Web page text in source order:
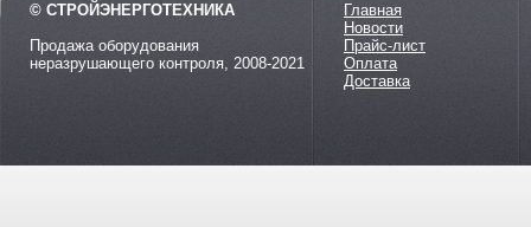
© СТРОЙЭНЕРГОТЕХНИКА
Продажа оборудования
неразрушающего контроля, 2008-2021
Главная
Новости
Прайс-лист
Оплата
Доставка